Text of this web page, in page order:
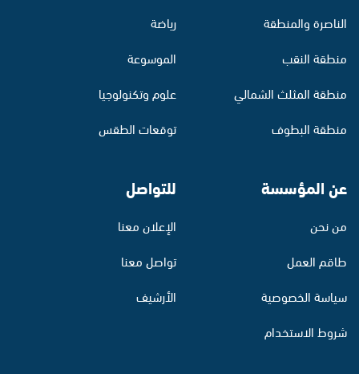
الناصرة والمنطقة
منطقة النقب
منطقة المثلث الشمالي
منطقة البطوف
رياضة
الموسوعة
علوم وتكنولوجيا
توقعات الطقس
عن المؤسسة
من نحن
طاقم العمل
سياسة الخصوصية
شروط الاستخدام
للتواصل
الإعلان معنا
تواصل معنا
الأرشيف